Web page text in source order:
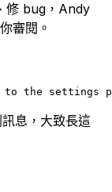
修 bug，Andy
審閱。
to the settings
息，大致長這